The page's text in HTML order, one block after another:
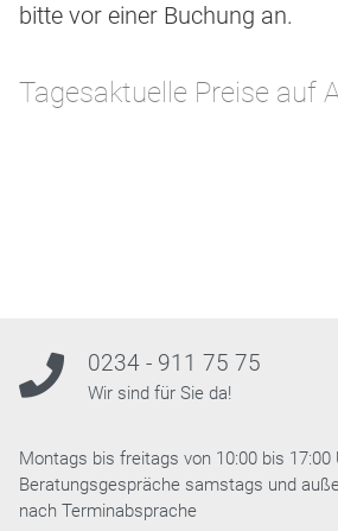
bitte vor einer Buchung an.
Tagesaktuelle Preise auf
0234 - 911 75 75
Wir sind für Sie da!
Montags bis freitags von 10:00 bis 17:00
Beratungsgespräche samstags und
nach Terminabsprache